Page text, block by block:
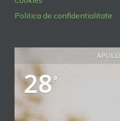
Politica de confidentialitate
APOLD
28°